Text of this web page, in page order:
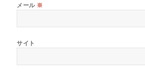
メール ※
サイト